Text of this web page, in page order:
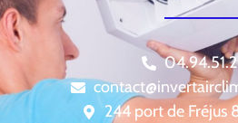
244 port de Fréjus